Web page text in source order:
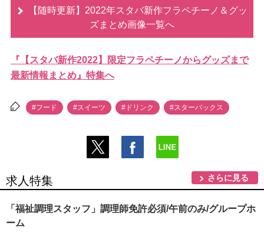
【随時更新】2022年スタバ新作フラペチーノ＆グッ
ズまとめ画像一覧へ
『【スタバ新作2022】限定フラペチーノからグッズまで
最新情報まとめ』特集へ
#フード #スイーツ #ドリンク #スターバックス
求人特集 さらに見る
「福祉調理スタッフ」調理師免許必須/午前のみ/グループホ
ーム